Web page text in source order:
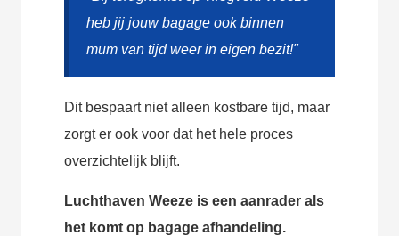
heb jij jouw bagage ook binnen
mum van tijd weer in eigen bezit!"
Dit bespaart niet alleen kostbare tijd, maar
zorgt er ook voor dat het hele proces
overzichtelijk blijft.
Luchthaven Weeze is een aanrader als
het komt op bagage afhandeling.